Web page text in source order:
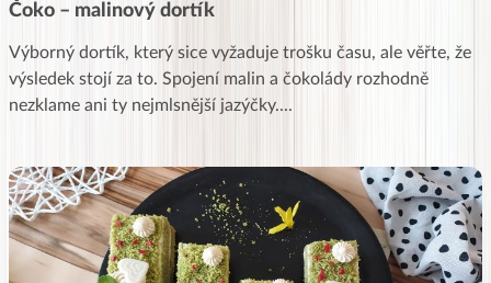
Čoko – malinový dortík
Výborný dortík, který sice vyžaduje trošku času, ale věřte, že
výsledek stojí za to. Spojení malin a čokolády rozhodně
nezklame ani ty nejmlsnější jazýčky....